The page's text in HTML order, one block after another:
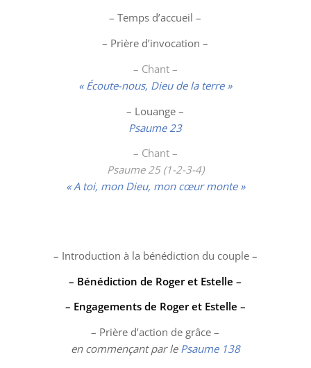
– Temps d’accueil –
– Prière d’invocation –
– Chant –
« Écoute-nous, Dieu de la terre »
– Louange–
Psaume 23
– Chant –
Psaume 25 (1-2-3-4)
« A toi, mon Dieu, mon cœur monte »
– Introduction à la bénédiction du couple –
– Bénédiction de Roger et Estelle –
– Engagements de Roger et Estelle –
– Prière d’action de grâce –
en commençant par le Psaume 138